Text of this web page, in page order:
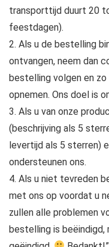
transporttijd duurt 20
feestdagen).
2. Als u de bestelling
ontvangen, neem dan
bestelling volgen en
opnemen. Ons doel is
3. Als u van onze
(beschrijving als 5
levertijd als 5 sterren)
ondersteunen ons.
4. Als u niet tevreden
met ons op voordat u
zullen alle problemen
bestelling is beëindigd,